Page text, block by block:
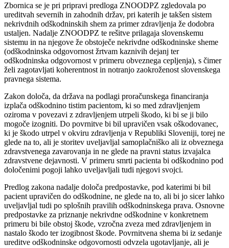
Zbornica se je pri pripravi predloga ZNOODPZ zgledovala po
ureditvah severnih in zahodnih držav, pri katerih je takšen sistem
nekrivdnih odškodninskih shem za primer zdravljenja že dodobra
ustaljen. Nadalje ZNOODPZ te rešitve prilagaja slovenskemu
sistemu in na njegove že obstoječe nekrivdne odškodninske sheme
(odškodninska odgovornost žrtvam kaznivih dejanj ter
odškodninska odgovornost v primeru obveznega cepljenja), s čimer
želi zagotavljati koherentnost in notranjo zaokroženost slovenskega
pravnega sistema.
Zakon določa, da država na podlagi proračunskega financiranja
izplača odškodnino tistim pacientom, ki so med zdravljenjem
oziroma v povezavi z zdravljenjem utrpeli škodo, ki bi se ji bilo
mogoče izogniti. Do povrnitve bi bil upravičen vsak oškodovanec,
ki je škodo utrpel v okviru zdravljenja v Republiki Sloveniji, torej ne
glede na to, ali je storitev uveljavljal samoplačniško ali iz obveznega
zdravstvenega zavarovanja in ne glede na pravni status izvajalca
zdravstvene dejavnosti. V primeru smrti pacienta bi odškodnino pod
določenimi pogoji lahko uveljavljali tudi njegovi svojci.
Predlog zakona nadalje določa predpostavke, pod katerimi bi bil
pacient upravičen do odškodnine, ne glede na to, ali bi jo sicer lahko
uveljavljal tudi po splošnih pravilih odškodninskega prava. Osnovne
predpostavke za priznanje nekrivdne odškodnine v konkretnem
primeru bi bile obstoj škode, vzročna zveza med zdravljenjem in
nastalo škodo ter izogibnost škode. Povrnitvena shema bi iz sedanje
ureditve odškodninske odgovornosti odvzela ugotavljanje, ali je